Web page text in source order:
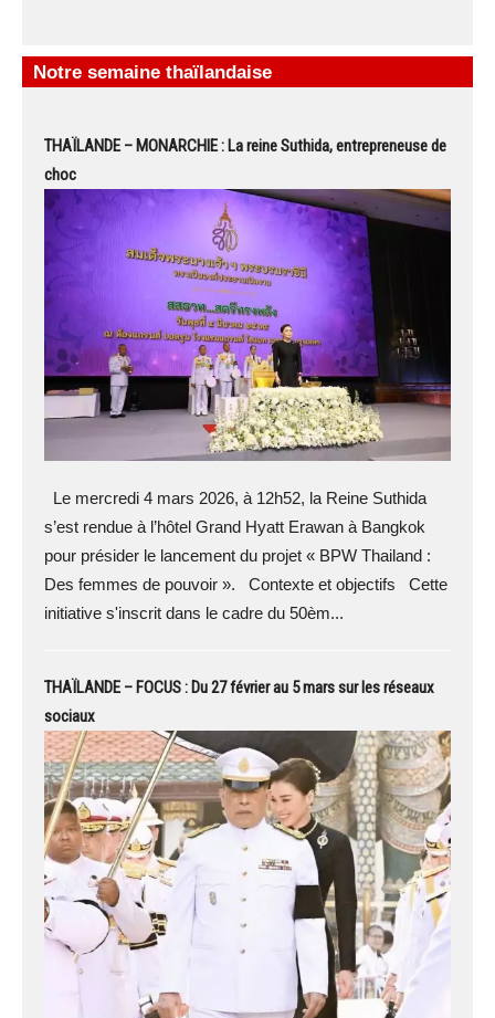
Notre semaine thaïlandaise
THAÏLANDE – MONARCHIE : La reine Suthida, entrepreneuse de
choc
Le mercredi 4 mars 2026, à 12h52, la Reine Suthida
s’est rendue à l’hôtel Grand Hyatt Erawan à Bangkok
pour présider le lancement du projet « BPW Thailand :
Des femmes de pouvoir ». Contexte et objectifs Cette
initiative s'inscrit dans le cadre du 50èm...
THAÏLANDE – FOCUS : Du 27 février au 5 mars sur les réseaux
sociaux